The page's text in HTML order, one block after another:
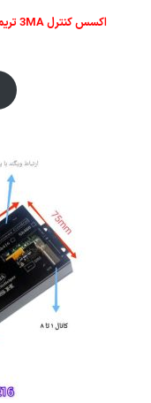
اکسس کنترل 3MA تریما ( 3MA ACCESS CONTROL ) wiegand